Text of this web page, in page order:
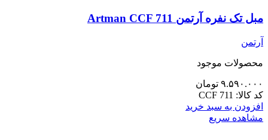
مبل تک نفره آرتمن Artman CCF 711
آرتمن
محصولات موجود
۹.۵۹۰.۰۰۰ تومان
کد کالا: CCF 711
افزودن به سبد خرید
مشاهده سریع